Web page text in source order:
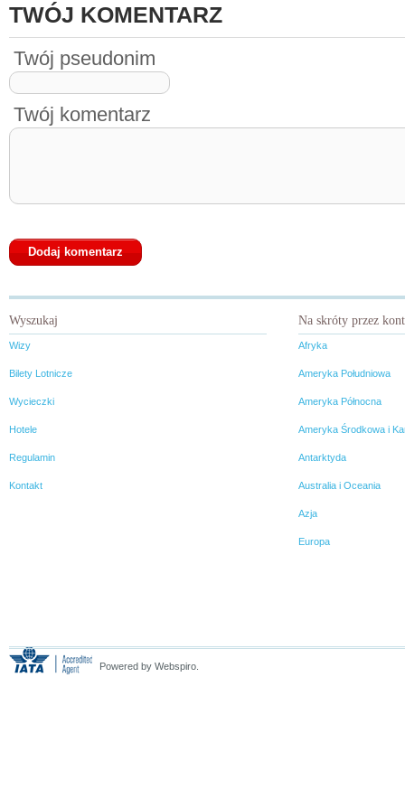
TWÓJ KOMENTARZ
Twój pseudonim
Twój komentarz
Wyszukaj
Wizy
Bilety Lotnicze
Wycieczki
Hotele
Regulamin
Kontakt
Na skróty przez
Afryka
Ameryka Południowa
Ameryka Północna
Ameryka Środkowa i
Antarktyda
Australia i Oceania
Azja
Europa
Powered by Webspiro.